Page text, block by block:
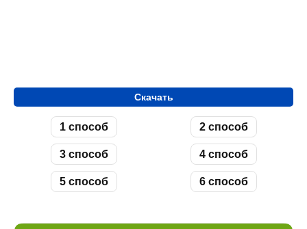
Скачать
1 способ 2 способ
3 способ 4 способ
5 способ 6 способ